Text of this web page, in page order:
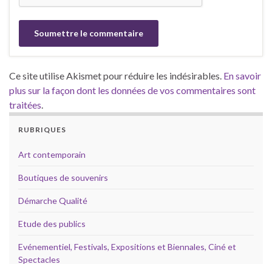
Ce site utilise Akismet pour réduire les indésirables. En savoir
plus sur la façon dont les données de vos commentaires sont
traitées.
RUBRIQUES
Art contemporain
Boutiques de souvenirs
Démarche Qualité
Etude des publics
Evénementiel, Festivals, Expositions et Biennales, Ciné et
Spectacles